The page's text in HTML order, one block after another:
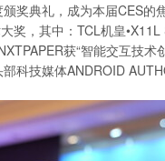
奖典礼，成为本届CES
奖，其中：TCL机皇
获“智能交互技
科技媒体ANDROID